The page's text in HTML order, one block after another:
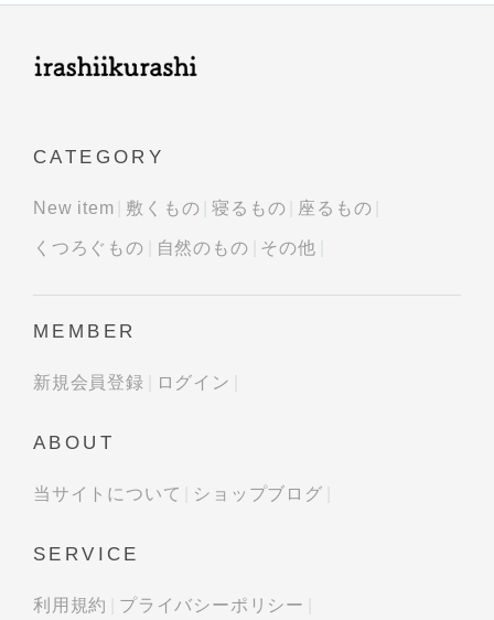
CATEGORY
New item 敷くもの 寝るもの 座るもの
くつろぐもの 自然のもの その他
MEMBER
新規会員登録 ログイン
ABOUT
当サイトについて ショップブログ
SERVICE
利用規約 プライバシーポリシー